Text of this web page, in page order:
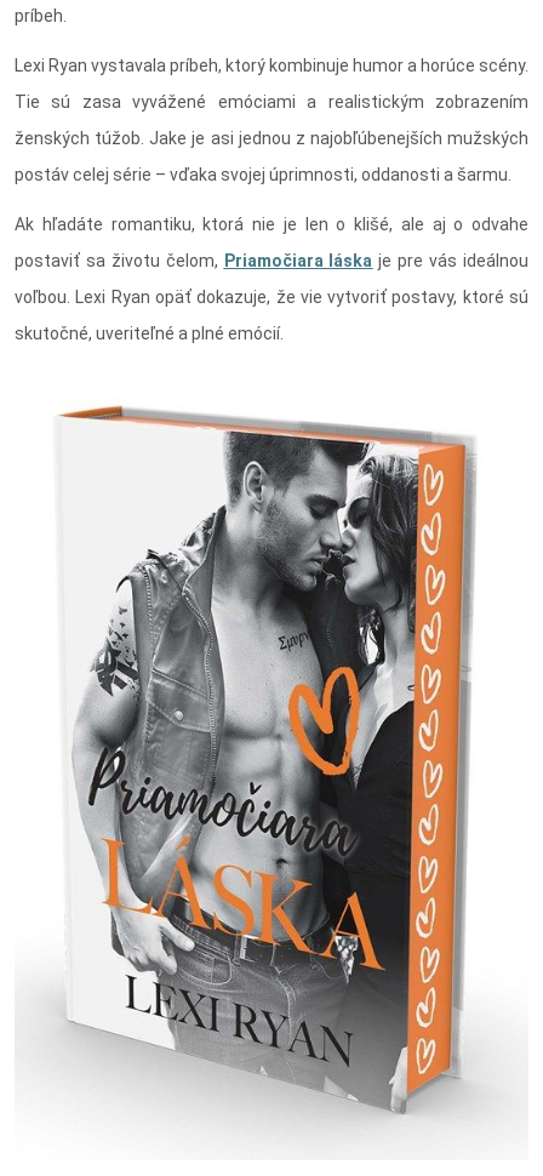
príbeh.
Lexi Ryan vystavala príbeh, ktorý kombinuje humor a horúce scény.
Tie sú zasa vyvážené emóciami a realistickým zobrazením
ženských túžob. Jake je asi jednou z najobľúbenejších mužských
postáv celej série – vďaka svojej úprimnosti, oddanosti a šarmu.
Ak hľadáte romantiku, ktorá nie je len o klišé, ale aj o odvahe
postaviť sa životu čelom, Priamočiara láska je pre vás ideálnou
voľbou. Lexi Ryan opäť dokazuje, že vie vytvoriť postavy, ktoré sú
skutočné, uveriteľné a plné emócií.